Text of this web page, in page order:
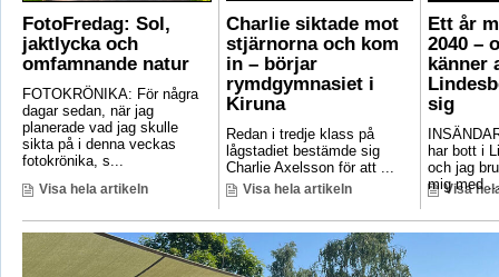
FotoFredag: Sol,
jaktlycka och
omfamnande natur
FOTOKRÖNIKA: För några
dagar sedan, när jag
planerade vad jag skulle
sikta på i denna veckas
fotokrönika, s...
Visa hela artikeln
Charlie siktade mot
stjärnorna och kom
in – börjar
rymdgymnasiet i
Kiruna
Redan i tredje klass på
lågstadiet bestämde sig
Charlie Axelsson för att ...
Visa hela artikeln
Ett år
2040 –
känner
sig
har bott i
och jag
mig med
Visa